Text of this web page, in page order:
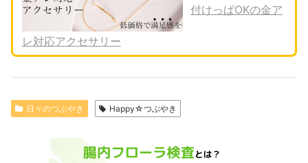
付けっぱOKの金ア
レ対応アクセサリー
日々のつぶやき Happy☆つぶやき